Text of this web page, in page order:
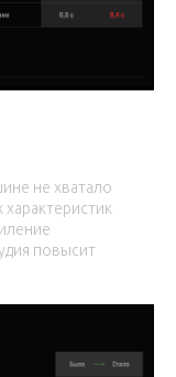
не хватало
повысит